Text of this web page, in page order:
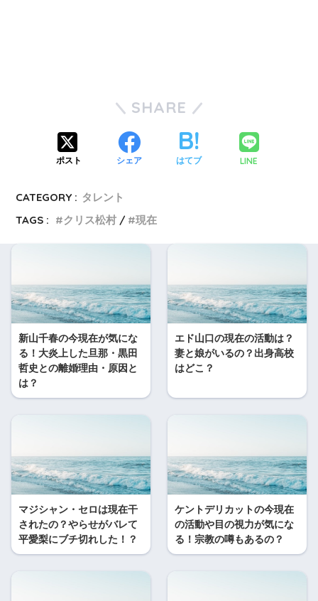
SHARE
ポスト シェア はてブ LINE
CATEGORY : タレント
TAGS :
クリス松村 現在
新山千春の今現在が気にな
る！大炎上した旦那・黒田
哲史との離婚理由・原因と
は？
エド山口の現在の活動は？
妻と娘がいるの？出身高校
はどこ？
マジシャン・セロは現在干
されたの？やらせがバレて
平愛梨にブチ切れした！？
ケントデリカットの今現在
の活動や目の視力が気にな
る！宗教の噂もあるの？